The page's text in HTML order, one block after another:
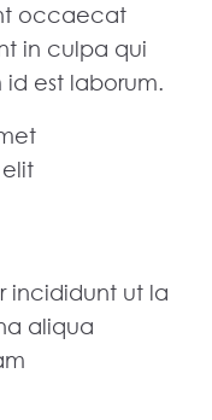
occaecat
in culpa qui
est laborum.
incididunt ut la
aliqua